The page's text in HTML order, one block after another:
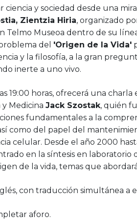
ciencia y sociedad desde una
Zientzia Hiria, organizado
Telmo Museoa dentro de su
del 'Origen de la Vida'
y la filosofía, a la gran
inerte a uno vivo.
19:00 horas, ofrecerá una charla
Medicina Jack Szostak, quién
fundamentales a la
como del papel del
celular. Desde el año 2000
en la síntesis en laboratorio
de la vida, temas que
con traducción simultánea a
aforo.